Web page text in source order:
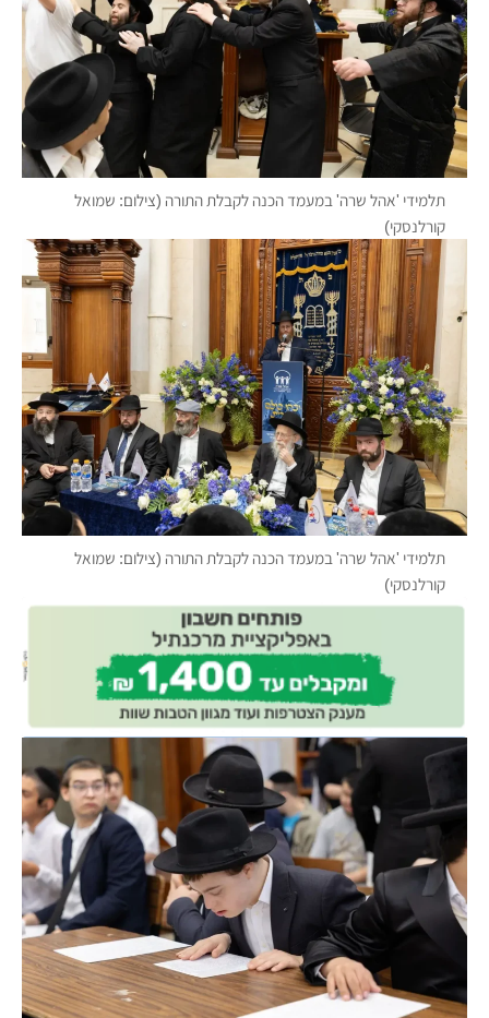
תלמידי 'אהל שרה' במעמד הכנה לקבלת התורה (צילום: שמואל
קורלנסקי)
תלמידי 'אהל שרה' במעמד הכנה לקבלת התורה (צילום: שמואל
קורלנסקי)